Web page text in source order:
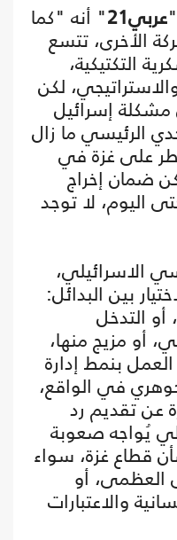
عربي21 " أنه "كما
الأخرى، تتسع
التكتيكية،
لكن
مشكلة إسرائيل
الرئيسي ما زال
على غزة في
ضمان إخراج
اليوم، لا توجد
الاسرائيلي،
بين البدائل:
التدخل
أو مزيج منها،
بنمط إدارة
في الواقع،
عن تقديم رد
يُواجه صعوبة
قطاع غزة، سواء
العظمى، أو
والاعتبارات